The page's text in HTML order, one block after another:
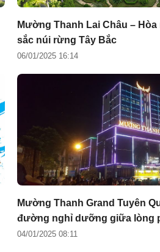
Mường Thanh Lai Châu –
sắc núi rừng Tây Bắc
06/01/2025 16:14
Mường Thanh Grand Tuyên
đường nghỉ dưỡng giữa lòng
04/01/2025 08:11